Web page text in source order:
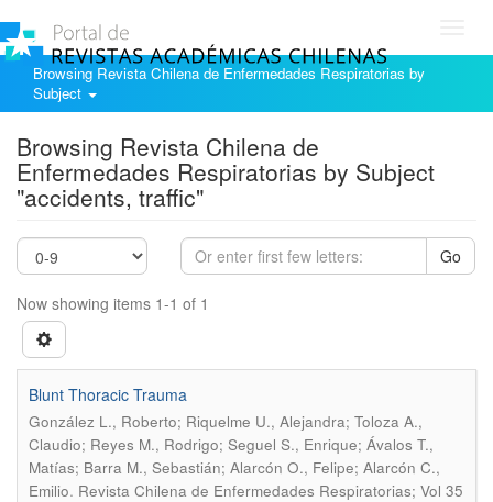
Browsing Revista Chilena de Enfermedades Respiratorias by
Subject
Browsing Revista Chilena de
Enfermedades Respiratorias by Subject
"accidents, traffic"
Go
Now showing items 1-1 of 1
Blunt Thoracic Trauma
González L., Roberto; Riquelme U., Alejandra; Toloza A.,
Claudio; Reyes M., Rodrigo; Seguel S., Enrique; Ávalos T.,
Matías; Barra M., Sebastián; Alarcón O., Felipe; Alarcón C.,
Emilio. Revista Chilena de Enfermedades Respiratorias; Vol 35